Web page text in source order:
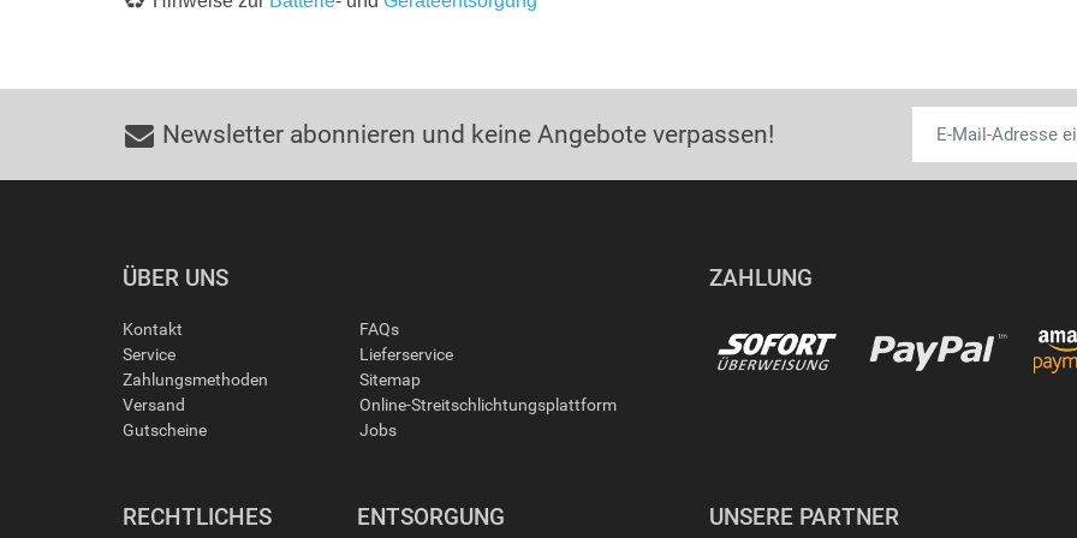
Newsletter abonnieren und keine Angebote verpassen!
ÜBER UNS
Kontakt
Service
Zahlungsmethoden
Versand
Gutscheine
FAQs
Lieferservice
Sitemap
Online-Streitschlichtungsplattform
Jobs
ZAHLUNG
RECHTLICHES ENTSORGUNG UNSERE PARTNER